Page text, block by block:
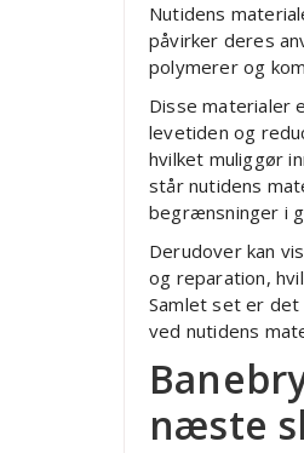
Nutidens
påvirker deres
polymerer og
Disse materialer
levetiden og
hvilket muliggør
står nutidens
begrænsninger i
Derudover kan
og reparation,
Samlet set er
ved nutidens
næste